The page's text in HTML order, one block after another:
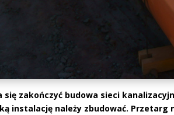
się zakończyć budowa sieci
instalację należy zbudować.